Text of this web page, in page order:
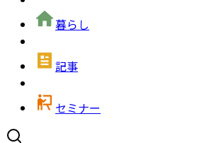
暮らし
記事
セミナー